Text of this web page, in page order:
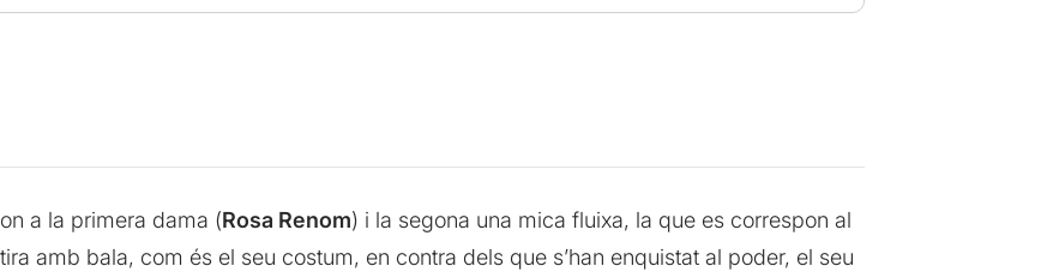
a la primera dama (Rosa Renom) i la segona una mica fluixa, la que es correspon al
amb bala, com és el seu costum, en contra dels que s’han enquistat al poder, el seu